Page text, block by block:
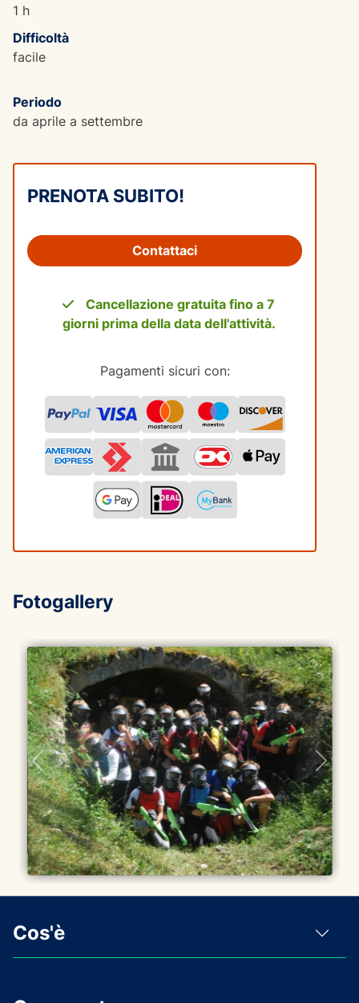
1 h
Difficoltà
facile
Periodo
da aprile a settembre
PRENOTA SUBITO!
Contattaci
Cancellazione gratuita fino a 7
giorni prima della data dell'attività.
Pagamenti sicuri con:
Fotogallery
Cos'è